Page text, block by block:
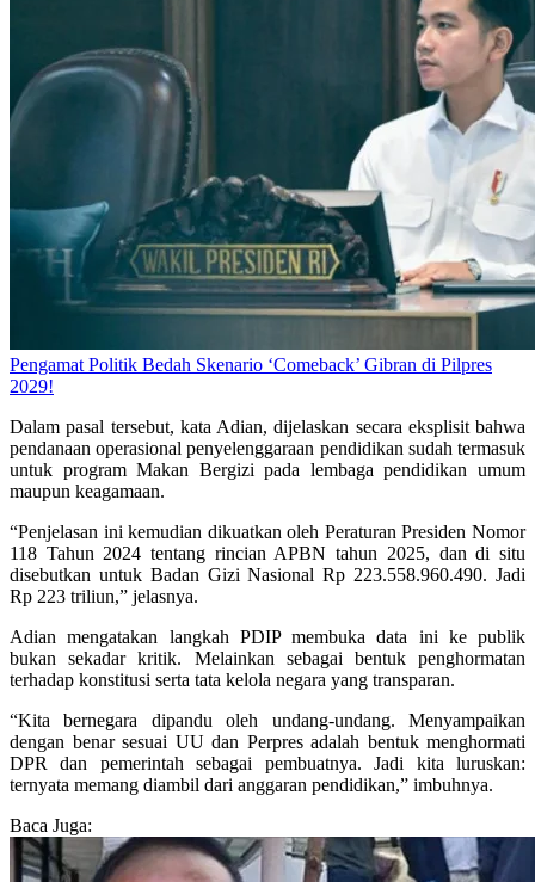
Pengamat Politik Bedah Skenario ‘Comeback’ Gibran di Pilpres
2029!
Dalam pasal tersebut, kata Adian, dijelaskan secara eksplisit bahwa
pendanaan operasional penyelenggaraan pendidikan sudah termasuk
untuk program Makan Bergizi pada lembaga pendidikan umum
maupun keagamaan.
“Penjelasan ini kemudian dikuatkan oleh Peraturan Presiden Nomor
118 Tahun 2024 tentang rincian APBN tahun 2025, dan di situ
disebutkan untuk Badan Gizi Nasional Rp 223.558.960.490. Jadi
Rp 223 triliun,” jelasnya.
Adian mengatakan langkah PDIP membuka data ini ke publik
bukan sekadar kritik. Melainkan sebagai bentuk penghormatan
terhadap konstitusi serta tata kelola negara yang transparan.
“Kita bernegara dipandu oleh undang-undang. Menyampaikan
dengan benar sesuai UU dan Perpres adalah bentuk menghormati
DPR dan pemerintah sebagai pembuatnya. Jadi kita luruskan:
ternyata memang diambil dari anggaran pendidikan,” imbuhnya.
Baca Juga: